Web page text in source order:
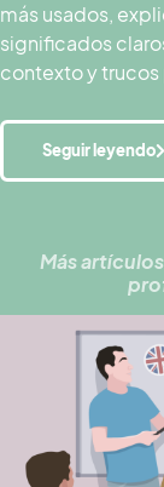
más usados,
significados
contexto y trucos
Seguir leyendo
Más